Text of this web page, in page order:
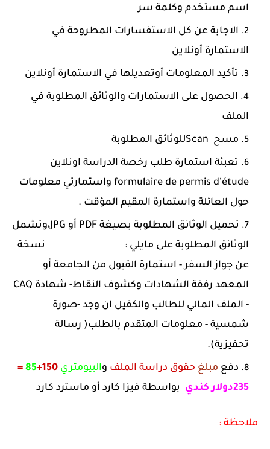
اسم مستخدم وكلمة سر
الاجابة عن كل الاستفسارات المطروحة في
الاستمارة أونلاين
تأكيد المعلومات أوتعديلها في الاستمارة أونلاين
الحصول على الاستمارات والوثائق المطلوبة في
الملف
مسح Scanللوثائق المطلوبة
تعبئة استمارة طلب رخصة الدراسة اونلاين
formulaire de permis d'étude واستمارتي معلومات
حول العائلة واستمارة المقيم المؤقت .
تحميل الوثائق المطلوبة بصيغة PDF أو JPG،وتشمل
الوثائق المطلوبة على مايلي : نسخة
عن جواز السفر - استمارة القبول من الجامعة أو
المعهد رفقة الشهادات وكشوف النقاط- شهادة CAQ
- الملف المالي للطالب والكفيل ان وجد -صورة
شمسية - معلومات المتقدم بالطلب( رسالة
تحفيزية).
دفع مبلغ حقوق دراسة الملف والبيومتري 85
=
235دولار كندي بواسطة فيزا كارد أو ماسترد كارد
ملاحظة :